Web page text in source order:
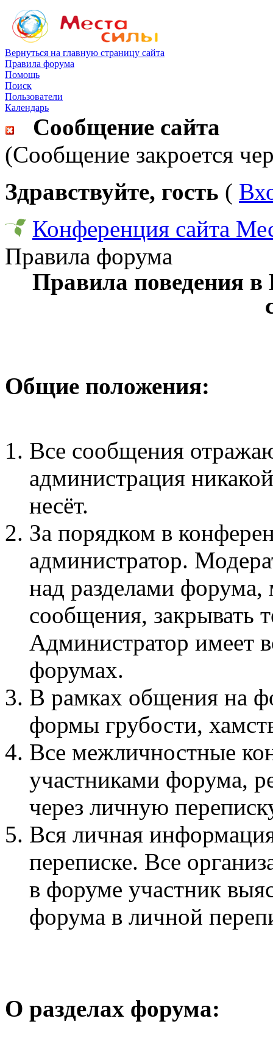
Вернуться на главную страницу сайта
Правила форума
Помощь
Поиск
Пользователи
Календарь
Сообщение сайта
(Сообщение закроется
Здравствуйте, гость (
Конференция сайта
Правила форума
Правила поведения
Общие положения:
Все сообщения
администрация
несёт.
За порядком в
администратор.
над разделами форума,
сообщения, закрывать
Администратор имеет
форумах.
В рамках общения на
формы грубости,
Все межличностные
участниками форума,
через личную
Вся личная
переписке. Все
в форуме участник
форума в личной
О разделах форума: